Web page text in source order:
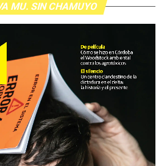
MU. SIN CHAMUYO